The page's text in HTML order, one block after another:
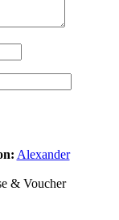
Alexander
& Voucher